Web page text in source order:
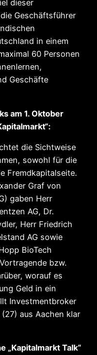
dieser
Geschäftsführer
in einem
60 Personen
Geschäfte
am 1. Oktober
die Sichtweise
sowohl für die
Fremdkapitalseite.
Graf von
gaben Herr
AG, Dr.
Herr Friedrich
AG sowie
BioTech
bzw.
worauf es
Geld in ein
Investmentbroker
aus Aachen klar
„Kapitalmarkt Talk“